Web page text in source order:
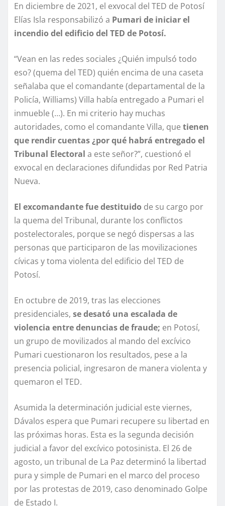
En diciembre de 2021, el exvocal del TED de Potosí
Elías Isla responsabilizó a Pumari de iniciar el
incendio del edificio del TED de Potosí.
“Vean en las redes sociales ¿Quién impulsó todo
eso? (quema del TED) quién encima de una caseta
señalaba que el comandante (departamental de la
Policía, Williams) Villa había entregado a Pumari el
inmueble (…). En mi criterio hay muchas
autoridades, como el comandante Villa, que tienen
que rendir cuentas ¿por qué habrá entregado el
Tribunal Electoral a este señor?”, cuestionó el
exvocal en declaraciones difundidas por Red Patria
Nueva.
El excomandante fue destituido de su cargo por
la quema del Tribunal, durante los conflictos
postelectorales, porque se negó dispersas a las
personas que participaron de las movilizaciones
cívicas y toma violenta del edificio del TED de
Potosí.
En octubre de 2019, tras las elecciones
presidenciales, se desató una escalada de
violencia entre denuncias de fraude; en Potosí,
un grupo de movilizados al mando del excívico
Pumari cuestionaron los resultados, pese a la
presencia policial, ingresaron de manera violenta y
quemaron el TED.
Asumida la determinación judicial este viernes,
Dávalos espera que Pumari recupere su libertad en
las próximas horas. Esta es la segunda decisión
judicial a favor del excívico potosinista. El 26 de
agosto, un tribunal de La Paz determinó la libertad
pura y simple de Pumari en el marco del proceso
por las protestas de 2019, caso denominado Golpe
de Estado I.